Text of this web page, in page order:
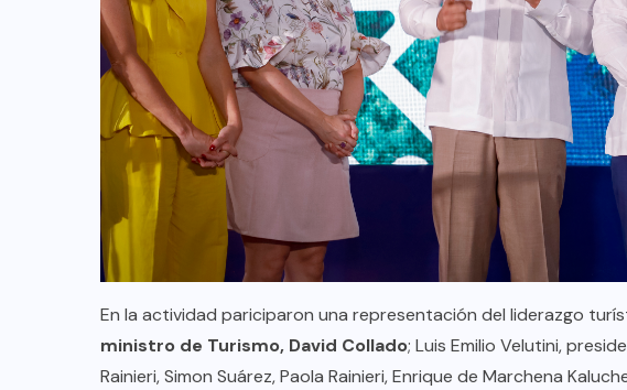
En la actividad pariciparon una representación del liderazgo
ministro de Turismo, David Collado; Luis Emilio Velutini,
Rainieri, Simon Suárez, Paola Rainieri, Enrique de Marchena